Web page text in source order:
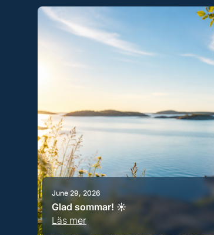
June 29, 2026
Glad sommar! ☀️
Läs mer